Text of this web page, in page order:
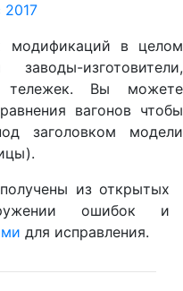
модификаций в целом
изготовители,
тележек. Вы можете
вагонов чтобы
заголовком модели
из открытых
ошибок и
для исправления.